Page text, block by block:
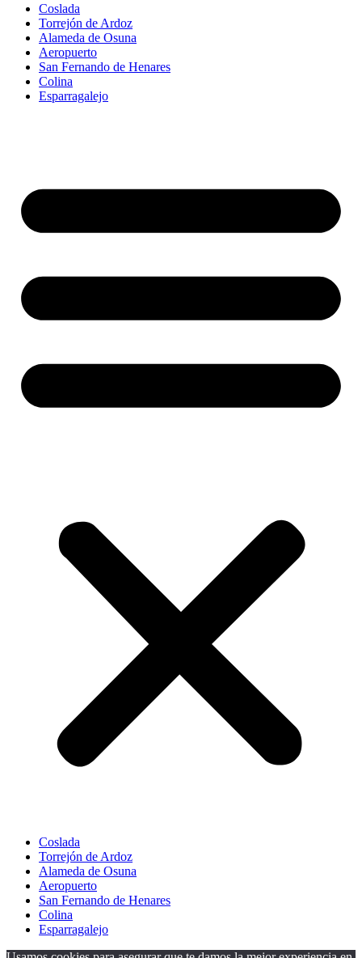
Coslada
Torrejón de Ardoz
Alameda de Osuna
Aeropuerto
San Fernando de Henares
Colina
Esparragalejo
Coslada
Torrejón de Ardoz
Alameda de Osuna
Aeropuerto
San Fernando de Henares
Colina
Esparragalejo